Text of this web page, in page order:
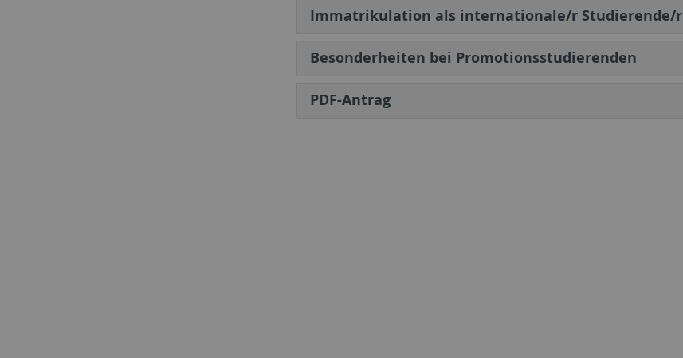
Immatrikulation als internationale/r Studierende/r
Besonderheiten bei Promotionsstudierenden
PDF-Antrag